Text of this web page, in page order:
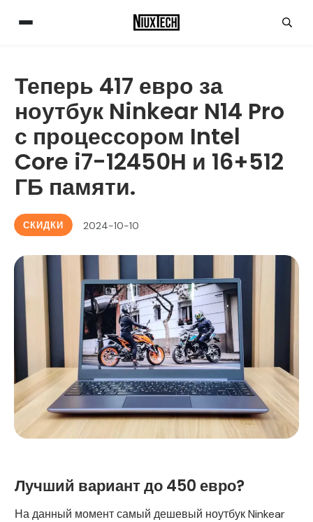
Теперь 417 евро за
ноутбук Ninkear N14 Pro
с процессором Intel
Core i7-12450H и 16+512
ГБ памяти.
СКИДКИ 2024-10-10
Лучший вариант до 450 евро?
На данный момент самый дешевый ноутбук Ninkear